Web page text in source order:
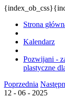
Strona
Kalendarz
Pozwijani -
plastyczne
Poprzednia
12 - 06 - 2025